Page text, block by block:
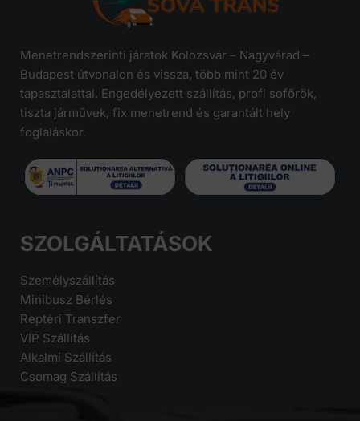
Menetrendszerinti járatok Kolozsvár – Nagyvárad –
Budapest útvonalon és vissza, több mint 20 év
tapasztalattal. Engedélyezett szállítás, profi sofőrök,
tiszta járművek, fix menetrend és garantált hely
foglaláskor.
SZOLGÁLTATÁSOK
Személyszállítás
Minibusz Bérlés
Reptéri Transzfer
VIP Szállítás
Alkalmi Szállítás
Csomag Szállítás